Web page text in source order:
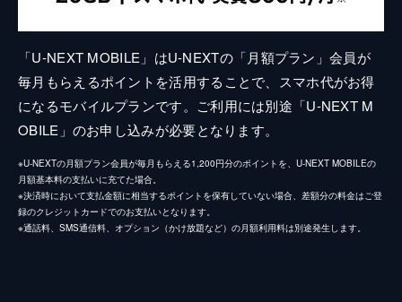
「U-NEXT MOBILE」はU-NEXTの「月額プラン」会員が
毎月もらえるポイントを活用することで、スマホ代がお得
になるモバイルプランです。ご利用には別途「U-NEXT M
OBILE」のお申し込みが必要となります。
※U-NEXTの月額プラン会員が毎月もらえる1,200円分のポイントを、U-NEXT MOBILEの
月額基本料の支払いに充てた場合。
※決済時において支払金額に相当するポイントを保有していない場合、差額分の料金はご登
録のクレジットカードでのお支払いとなります。
※通話料、SMS通信料、オプション（かけ放題など）の月額利用料は別途発生します。